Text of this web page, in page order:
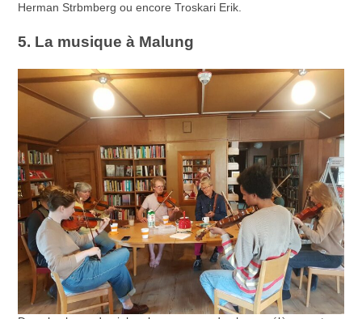
Herman Strbmberg ou encore Troskari Erik.
5. La musique à Malung